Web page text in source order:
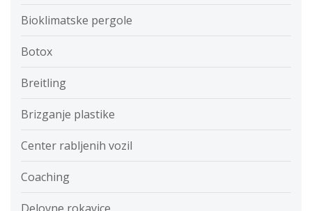
Bioklimatske pergole
Botox
Breitling
Brizganje plastike
Center rabljenih vozil
Coaching
Delovne rokavice